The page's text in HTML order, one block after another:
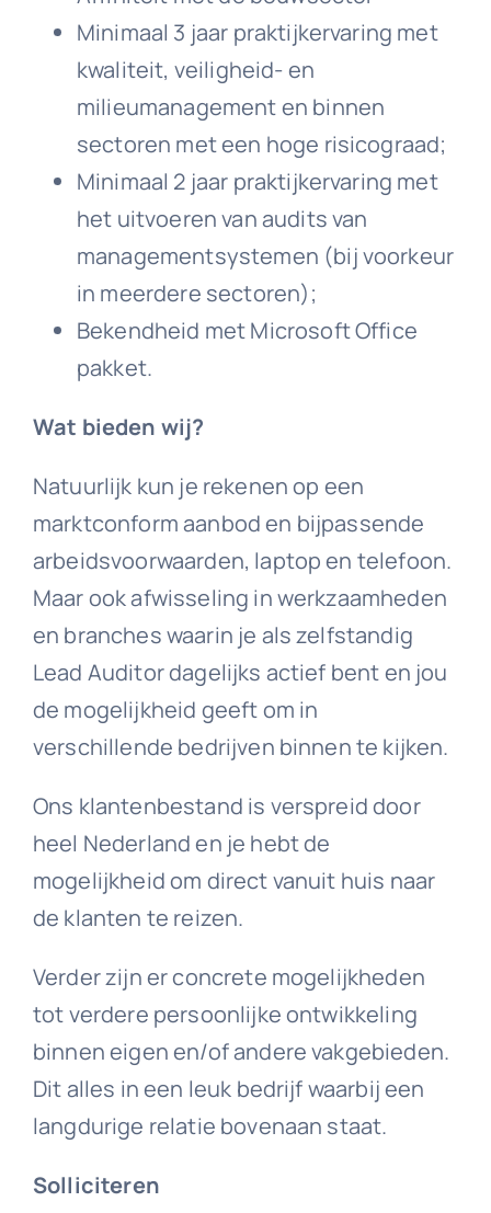
Minimaal 3 jaar praktijkervaring met
kwaliteit, veiligheid- en
milieumanagement en binnen
sectoren met een hoge risicograad;
Minimaal 2 jaar praktijkervaring met
het uitvoeren van audits van
managementsystemen (bij voorkeur
in meerdere sectoren);
Bekendheid met Microsoft Office
pakket.
Wat bieden wij?
Natuurlijk kun je rekenen op een
marktconform aanbod en bijpassende
arbeidsvoorwaarden, laptop en telefoon.
Maar ook afwisseling in werkzaamheden
en branches waarin je als zelfstandig
Lead Auditor dagelijks actief bent en jou
de mogelijkheid geeft om in
verschillende bedrijven binnen te kijken.
Ons klantenbestand is verspreid door
heel Nederland en je hebt de
mogelijkheid om direct vanuit huis naar
de klanten te reizen.
Verder zijn er concrete mogelijkheden
tot verdere persoonlijke ontwikkeling
binnen eigen en/of andere vakgebieden.
Dit alles in een leuk bedrijf waarbij een
langdurige relatie bovenaan staat.
Solliciteren